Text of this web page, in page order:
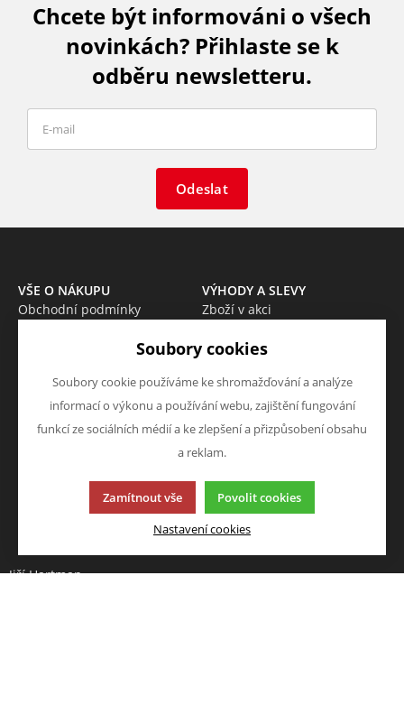
Chcete být informováni o všech
novinkách? Přihlaste se k
odběru newsletteru.
Odeslat
VŠE O NÁKUPU
Obchodní podmínky
Zásady zpracování osobních
údajů (GDPR)
VÝHODY A SLEVY
Zboží v akci
Zboží výprodej
O FIRMĚ
NAPIŠTE NÁM
Chcete nám něco sdělit o
shopu? Neváhejte napsat.
Chci napsat zprávu
Jiří Hartman
Soubory cookies
Soubory cookie používáme ke shromažďování a analýze
informací o výkonu a používání webu, zajištění fungování
funkcí ze sociálních médií a ke zlepšení a přizpůsobení obsahu
a reklam.
Zamítnout vše Povolit cookies
Nastavení cookies